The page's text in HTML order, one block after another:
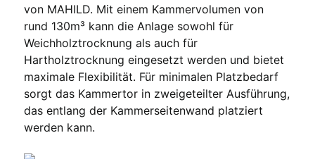
von MAHILD. Mit einem Kammervolumen von
rund 130m³ kann die Anlage sowohl für
Weichholztrocknung als auch für
Hartholztrocknung eingesetzt werden und bietet
maximale Flexibilität. Für minimalen Platzbedarf
sorgt das Kammertor in zweigeteilter Ausführung,
das entlang der Kammerseitenwand platziert
werden kann.